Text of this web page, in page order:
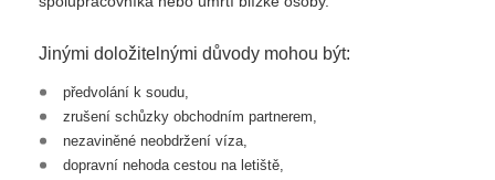
Jinými doložitelnými důvody mohou být:
předvolání k soudu,
zrušení schůzky obchodním partnerem,
nezaviněné neobdržení víza,
dopravní nehoda cestou na letiště,